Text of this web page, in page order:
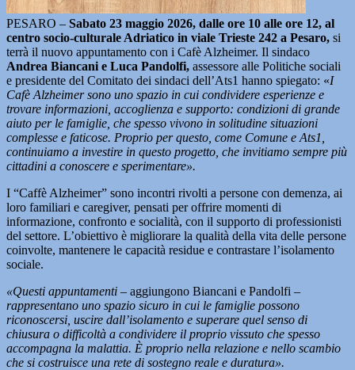
PESARO – Sabato 23 maggio 2026, dalle ore 10 alle ore 12, al
centro socio-culturale Adriatico in viale Trieste 242 a Pesaro, si
terrà il nuovo appuntamento con i Cafè Alzheimer. Il sindaco
Andrea Biancani e Luca Pandolfi, assessore alle Politiche sociali
e presidente del Comitato dei sindaci dell’Ats1 hanno spiegato: «I
Cafè Alzheimer sono uno spazio in cui condividere esperienze e
trovare informazioni, accoglienza e supporto: condizioni di grande
aiuto per le famiglie, che spesso vivono in solitudine situazioni
complesse e faticose. Proprio per questo, come Comune e Ats1,
continuiamo a investire in questo progetto, che invitiamo sempre più
cittadini a conoscere e sperimentare».
I “Caffè Alzheimer” sono incontri rivolti a persone con demenza, ai
loro familiari e caregiver, pensati per offrire momenti di
informazione, confronto e socialità, con il supporto di professionisti
del settore. L’obiettivo è migliorare la qualità della vita delle persone
coinvolte, mantenere le capacità residue e contrastare l’isolamento
sociale.
«Questi appuntamenti – aggiungono Biancani e Pandolfi –
rappresentano uno spazio sicuro in cui le famiglie possono
riconoscersi, uscire dall’isolamento e superare quel senso di
chiusura o difficoltà a condividere il proprio vissuto che spesso
accompagna la malattia. È proprio nella relazione e nello scambio
che si costruisce una rete di sostegno reale e duratura».